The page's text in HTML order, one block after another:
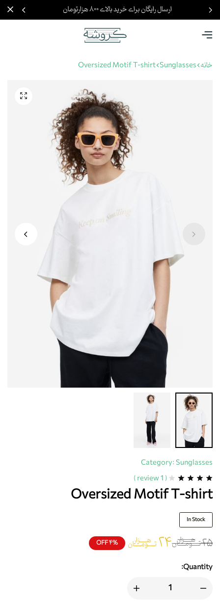
ارسال رایگان برای خرید بالای ۸۰۰ هزارتومان
خانه Sunglasses
Oversized Motif T-shirt
Category: Sunglasses
(
1
Oversized Motif T-shirt
In Stock
۲۵ هزار
تومان۲۴ هزار
تومان ۴% OFF
Quantity: